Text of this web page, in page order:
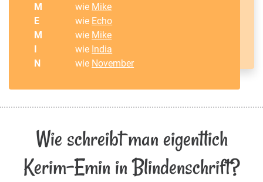
M
wie Mike
E
wie Echo
M
wie Mike
wie India
N
wie November
Wie schreibt man eigentlich
Kerim-Emin in Blindenschrift?